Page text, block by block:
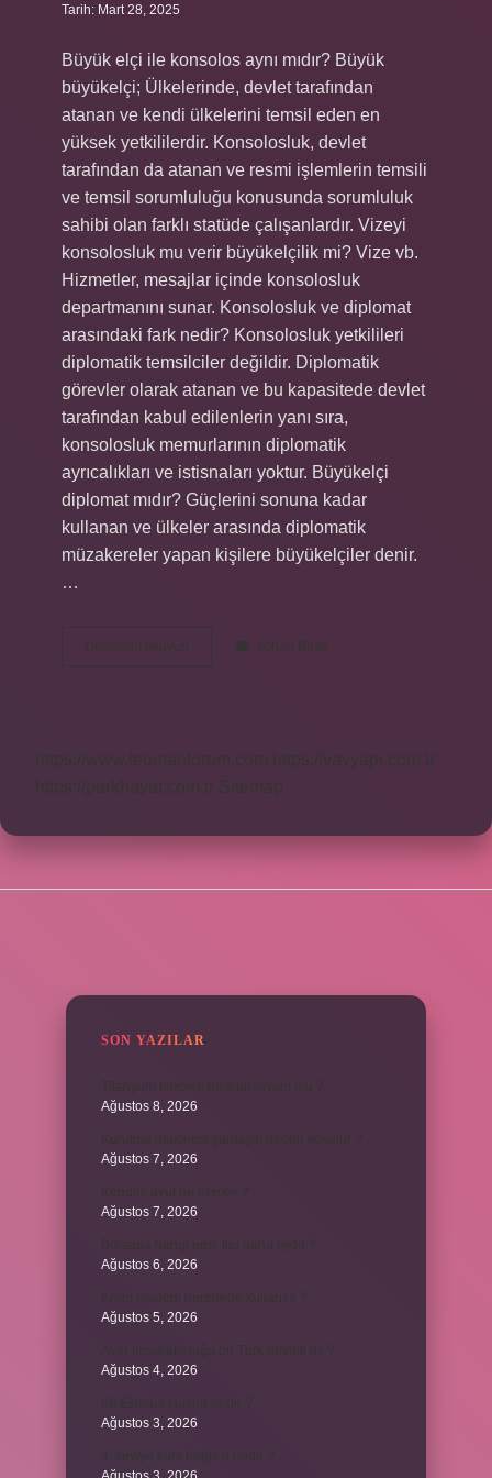
Tarih: Mart 28, 2025
Büyük elçi ile konsolos aynı mıdır? Büyük
büyükelçi; Ülkelerinde, devlet tarafından
atanan ve kendi ülkelerini temsil eden en
yüksek yetkililerdir. Konsolosluk, devlet
tarafından da atanan ve resmi işlemlerin temsili
ve temsil sorumluluğu konusunda sorumluluk
sahibi olan farklı statüde çalışanlardır. Vizeyi
konsolosluk mu verir büyükelçilik mi? Vize vb.
Hizmetler, mesajlar içinde konsolosluk
departmanını sunar. Konsolosluk ve diplomat
arasındaki fark nedir? Konsolosluk yetkilileri
diplomatik temsilciler değildir. Diplomatik
görevler olarak atanan ve bu kapasitede devlet
tarafından kabul edilenlerin yanı sıra,
konsolosluk memurlarının diplomatik
ayrıcalıkları ve istisnaları yoktur. Büyükelçi
diplomat mıdır? Güçlerini sonuna kadar
kullanan ve ülkeler arasında diplomatik
müzakereler yapan kişilere büyükelçiler denir.
…
Konsolosluk
Yorum Bırak
https://www.teomanforum.com
https://vavyapi.com.tr
https://parkhayat.com.tr
Sitemap
SON YAZILAR
Ağustos 8, 2026
Ağustos 7, 2026
Ağustos 7, 2026
Ağustos 6, 2026
Ağustos 5, 2026
Ağustos 4, 2026
Ağustos 3, 2026